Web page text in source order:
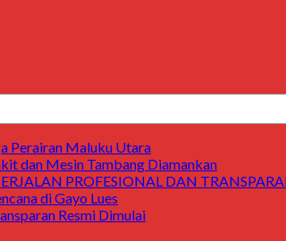
Perairan Maluku Utara
dan Mesin Tambang Diamankan
PROFESIONAL DAN
di Gayo Lues
Resmi Dimulai